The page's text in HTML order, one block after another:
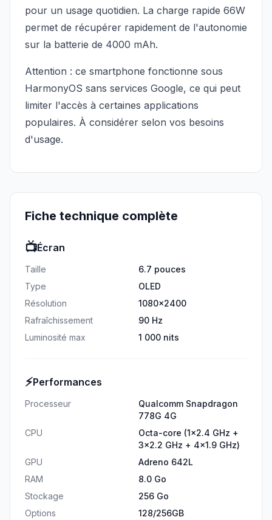
pour un usage quotidien. La charge rapide 66W
permet de récupérer rapidement de l'autonomie
sur la batterie de 4000 mAh.
Attention : ce smartphone fonctionne sous
HarmonyOS sans services Google, ce qui peut
limiter l'accès à certaines applications
populaires. À considérer selon vos besoins
d'usage.
Fiche technique complète
📺Écran
Taille
6.7 pouces
Type
OLED
Résolution
1080x2400
Rafraîchissement
90 Hz
Luminosité max
1 000 nits
⚡Performances
Processeur
Qualcomm Snapdragon
778G 4G
CPU
Octa-core (1x2.4 GHz +
3x2.2 GHz + 4x1.9 GHz)
GPU
Adreno 642L
RAM
8.0 Go
Stockage
256 Go
Options
128/256GB